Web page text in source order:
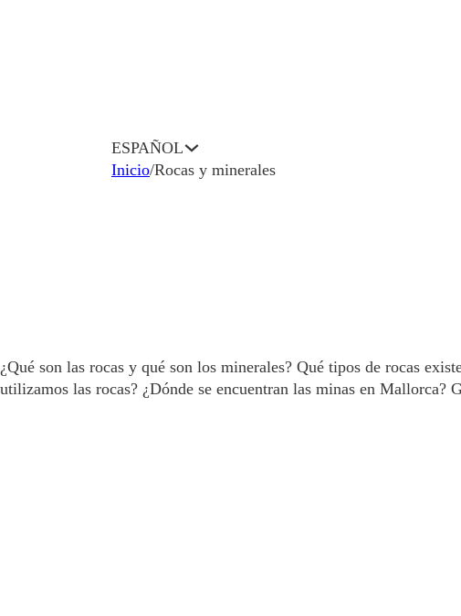
ESPAÑOL
Inicio/Rocas y minerales
¿Qué son las rocas y qué son los minerales? Qué tipos de rocas
utilizamos las rocas? ¿Dónde se encuentran las minas en